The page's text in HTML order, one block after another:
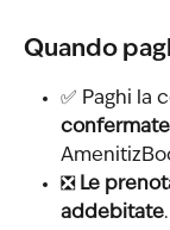
Quando
✅ Paghi la
confermate
❎ Le
addebitate